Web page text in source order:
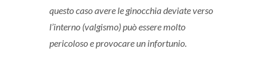
questo caso avere le ginocchia deviate verso
l’interno (valgismo) può essere molto
pericoloso e provocare un infortunio.